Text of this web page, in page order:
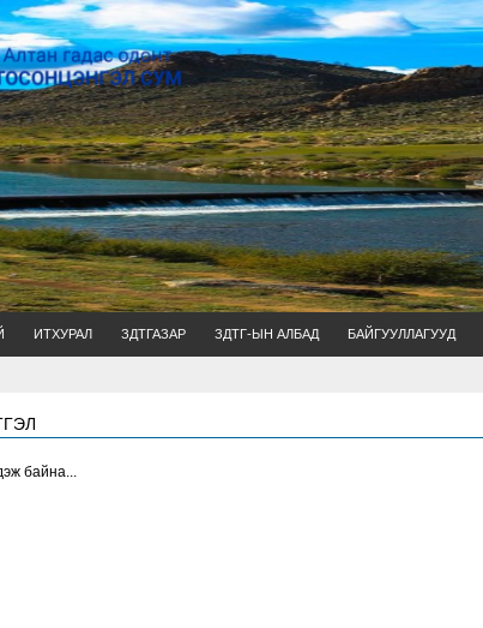
ИТХУРАЛ ЗДТГАЗАР ЗДТГ-ЫН АЛБАД БАЙГУУЛЛАГУУД
байна...